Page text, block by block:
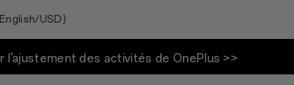
USD)
l'ajustement des activités de OnePlus >>